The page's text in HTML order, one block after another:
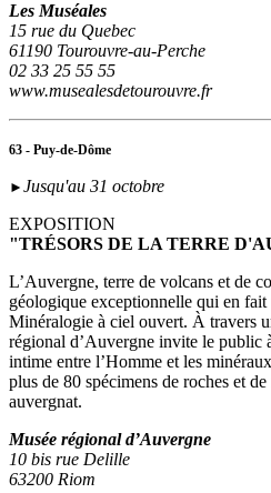
Les Muséales
15 rue du Quebec
61190 Tourouvre-au-Perche
02 33 25 55 55
www.musealesdetourouvre.fr
63 - Puy-de-Dôme
► Jusqu'au 31 octobre
EXPOSITION
"TRÉSORS DE LA TERRE
L’Auvergne, terre de volcans et de
géologique exceptionnelle qui en fait
Minéralogie à ciel ouvert. À travers
régional d’Auvergne invite le public
intime entre l’Homme et les
plus de 80 spécimens de roches et
auvergnat.
Musée régional d’Auvergne
10 bis rue Delille
63200 Riom